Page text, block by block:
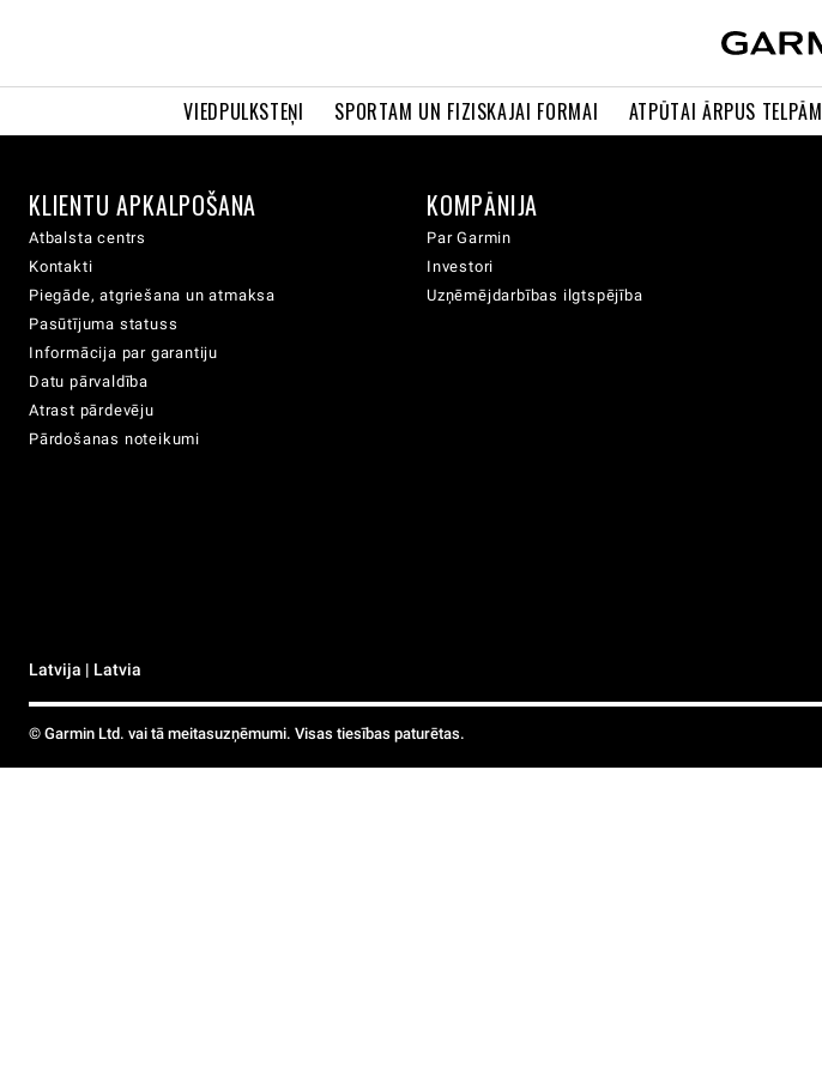
VIEDPULKSTEŅI SPORTAM UN FIZISKAJAI FORMAI ATPŪTAI ĀRPUS TELPĀM
KLIENTU APKALPOŠANA
Atbalsta centrs
Kontakti
Piegāde, atgriešana un atmaksa
Pasūtījuma statuss
Informācija par garantiju
Datu pārvaldība
Atrast pārdevēju
Pārdošanas noteikumi
KOMPĀNIJA
Par Garmin
Investori
Uzņēmējdarbības ilgtspējība
Latvija | Latvia
© Garmin Ltd. vai tā meitasuzņēmumi. Visas tiesības paturētas.